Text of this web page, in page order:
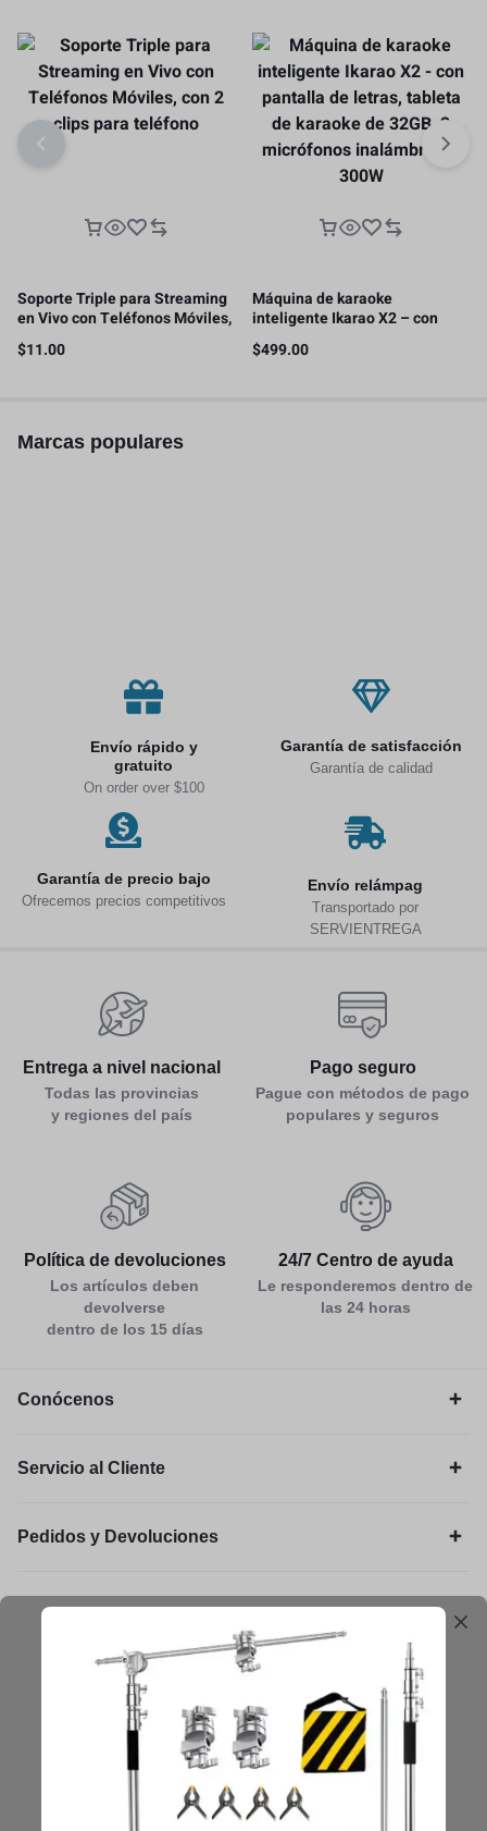
Soporte Triple para Streaming
en Vivo con Teléfonos Móviles,
con 2 clips para teléfono
$11.00
Máquina de karaoke
inteligente Ikarao X2 – con
pantalla de letras, tableta de
karaoke de 32GB, 2 micrófonos
$499.00
Marcas populares
Envío rápido y
gratuito
On order over $100
Garantía de satisfacción
Garantía de calidad
Garantía de precio bajo
Ofrecemos precios competitivos
Envío relámpag
Transportado por
SERVIENTREGA
Entrega a nivel nacional
Todas las provincias
y regiones del país
Pago seguro
Pague con métodos de pago
populares y seguros
Política de devoluciones
Los artículos deben
devolverse
dentro de los 15 días
24/7 Centro de ayuda
Le responderemos dentro de
las 24 horas
Conócenos
Servicio al Cliente
Pedidos y Devoluciones
Legal
Mantengámonos en contacto
Obtenga consejos, sugerencias, actualizaciones y más.
Mantenerse en Contacto